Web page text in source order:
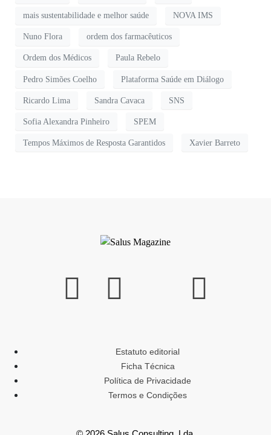
mais sustentabilidade e melhor saúde NOVA IMS
Nuno Flora ordem dos farmacêuticos
Ordem dos Médicos Paula Rebelo
Pedro Simões Coelho Plataforma Saúde em Diálogo
Ricardo Lima Sandra Cavaca SNS
Sofia Alexandra Pinheiro SPEM
Tempos Máximos de Resposta Garantidos Xavier Barreto
Estatuto editorial
Ficha Técnica
Política de Privacidade
Termos e Condições